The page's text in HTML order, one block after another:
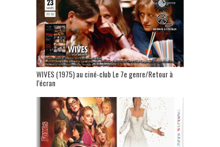
WIVES (1975) au ciné-club Le 7e genre/Retour à
l’écran